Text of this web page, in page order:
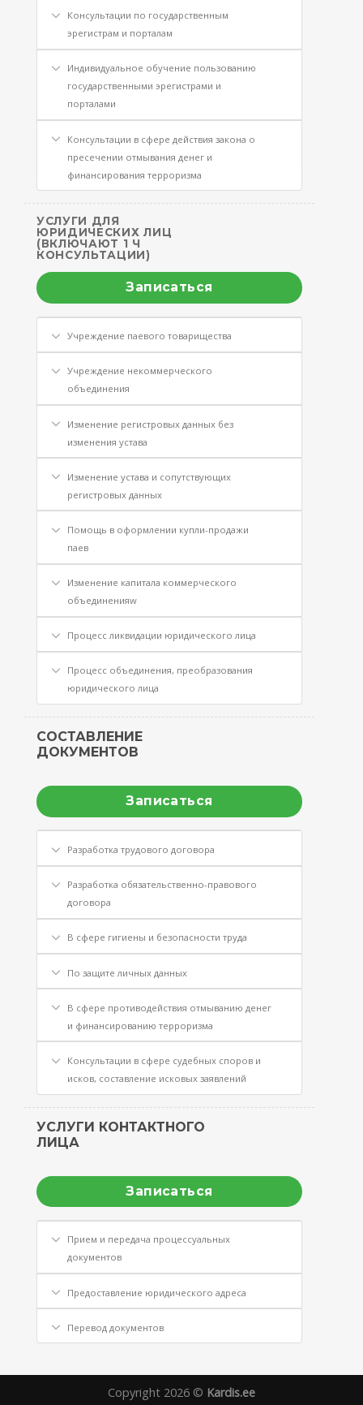
Консультации по государственным
эрегистрам и порталам
Индивидуальное обучение пользованию
государственными эрегистрами и
порталами
Консультации в сфере действия закона о
пресечении отмывания денег и
финансирования терроризма
УСЛУГИ ДЛЯ
ЮРИДИЧЕСКИХ ЛИЦ
(ВКЛЮЧАЮТ 1 Ч
КОНСУЛЬТАЦИИ)
Записаться
Учреждение паевого товарищества
Учреждение некоммерческого
объединения
Изменение регистровых данных без
изменения устава
Изменение устава и сопутствующих
регистровых данных
Помощь в оформлении купли-продажи
паев
Изменение капитала коммерческого
объединенияw
Процесс ликвидации юридического лица
Процесс объединения, преобразования
юридического лица
СОСТАВЛЕНИЕ
ДОКУМЕНТОВ
Записаться
Разработка трудового договора
Разработка обязательственно-правового
договора
В сфере гигиены и безопасности труда
По защите личных данных
В сфере противодействия отмыванию денег
и финансированию терроризма
Консультации в сфере судебных споров и
исков, составление исковых заявлений
УСЛУГИ КОНТАКТНОГО
ЛИЦА
Записаться
Прием и передача процессуальных
документов
Предоставление юридического адреса
Перевод документов
Copyright 2026 © Kardis.ee